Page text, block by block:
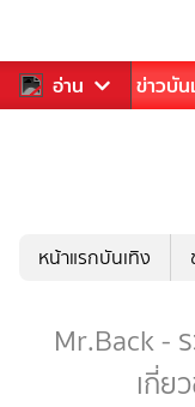
อ่าน
ฬา ข่าว ข่าวบัน
หน้าแรกบันเทิง
Mr.Back -
เกี่ย